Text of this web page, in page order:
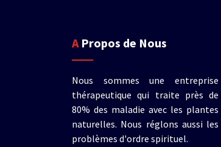
A Propos de Nous
Nous sommes une entreprise
thérapeutique qui traite près de
80% des maladie avec les plantes
naturelles. Nous réglons aussi les
problèmes d'ordre spirituel.